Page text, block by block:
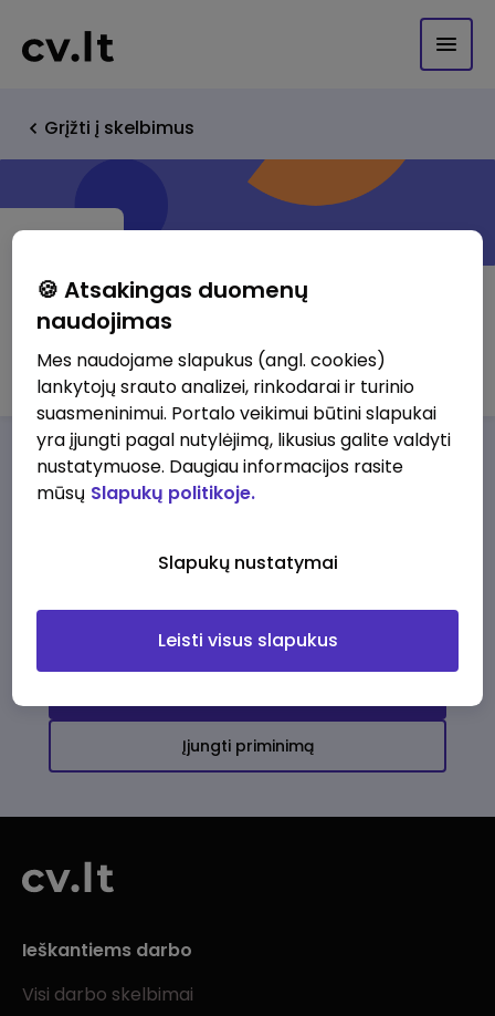
Grįžti į skelbimus
UAB Flex logistics
Darbo pasiūlymaiApie musPrivalumai
darbo pasiūlymų
Įjungti priminimą
Ieškantiems darbo
Visi darbo skelbimai
🍪 Atsakingas duomenų
naudojimas
Mes naudojame slapukus (angl. cookies)
lankytojų srauto analizei, rinkodarai ir turinio
suasmeninimui. Portalo veikimui būtini slapukai
yra įjungti pagal nutylėjimą, likusius galite valdyti
nustatymuose. Daugiau informacijos rasite
mūsų Slapukų politikoje.
Slapukų nustatymai
Leisti visus slapukus